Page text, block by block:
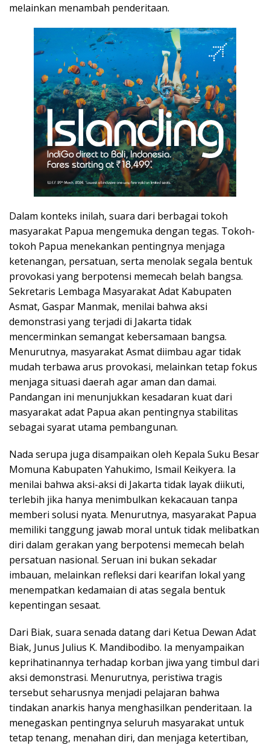
melainkan menambah penderitaan.
Dalam konteks inilah, suara dari berbagai tokoh
masyarakat Papua mengemuka dengan tegas. Tokoh-
tokoh Papua menekankan pentingnya menjaga
ketenangan, persatuan, serta menolak segala bentuk
provokasi yang berpotensi memecah belah bangsa.
Sekretaris Lembaga Masyarakat Adat Kabupaten
Asmat, Gaspar Manmak, menilai bahwa aksi
demonstrasi yang terjadi di Jakarta tidak
mencerminkan semangat kebersamaan bangsa.
Menurutnya, masyarakat Asmat diimbau agar tidak
mudah terbawa arus provokasi, melainkan tetap fokus
menjaga situasi daerah agar aman dan damai.
Pandangan ini menunjukkan kesadaran kuat dari
masyarakat adat Papua akan pentingnya stabilitas
sebagai syarat utama pembangunan.
Nada serupa juga disampaikan oleh Kepala Suku Besar
Momuna Kabupaten Yahukimo, Ismail Keikyera. Ia
menilai bahwa aksi-aksi di Jakarta tidak layak diikuti,
terlebih jika hanya menimbulkan kekacauan tanpa
memberi solusi nyata. Menurutnya, masyarakat Papua
memiliki tanggung jawab moral untuk tidak melibatkan
diri dalam gerakan yang berpotensi memecah belah
persatuan nasional. Seruan ini bukan sekadar
imbauan, melainkan refleksi dari kearifan lokal yang
menempatkan kedamaian di atas segala bentuk
kepentingan sesaat.
Dari Biak, suara senada datang dari Ketua Dewan Adat
Biak, Junus Julius K. Mandibodibo. Ia menyampaikan
keprihatinannya terhadap korban jiwa yang timbul dari
aksi demonstrasi. Menurutnya, peristiwa tragis
tersebut seharusnya menjadi pelajaran bahwa
tindakan anarkis hanya menghasilkan penderitaan. Ia
menegaskan pentingnya seluruh masyarakat untuk
tetap tenang, menahan diri, dan menjaga ketertiban,